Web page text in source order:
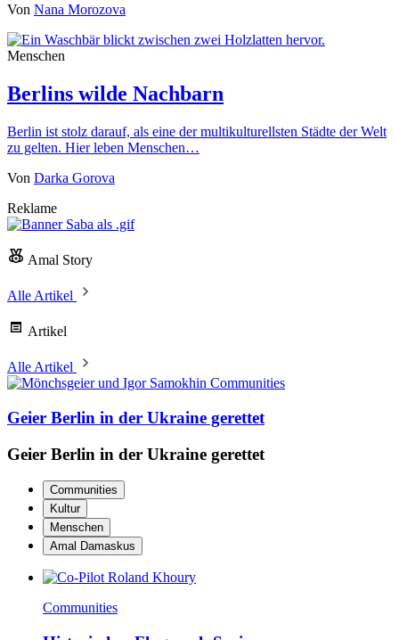
Von Nana Morozova
Menschen
Berlins wilde Nachbarn
Berlin ist stolz darauf, als eine der multikulturellsten Städte der Welt
zu gelten. Hier leben Menschen…
Von Darka Gorova
Reklame
Amal Story
Alle Artikel
Artikel
Alle Artikel
Communities
Geier Berlin in der Ukraine gerettet
Geier Berlin in der Ukraine gerettet
Communities
Kultur
Menschen
Amal Damaskus
Communities